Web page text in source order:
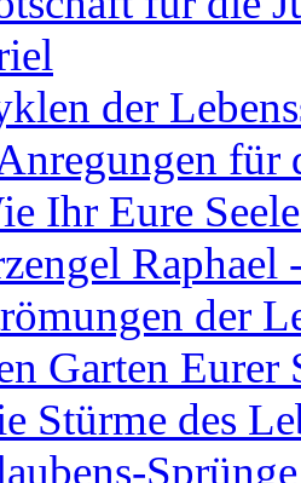
der
für
Ihr Eure
Raphael
der
Garten Eurer
Stürme des